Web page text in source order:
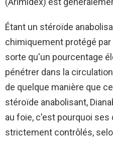
Étant un stéroïde
chimiquement protégé
sorte qu'un pourcentage
pénétrer dans la
de quelque manière que
stéroïde anabolisant,
au foie, c'est pourquoi
strictement contrôlés,